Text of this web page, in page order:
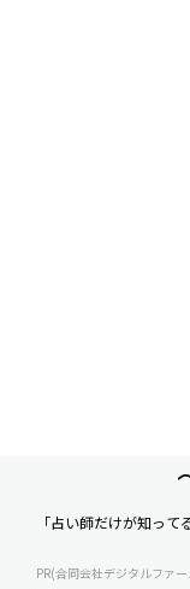
「占い師だけが知って
PR(合同会社デジタルファー